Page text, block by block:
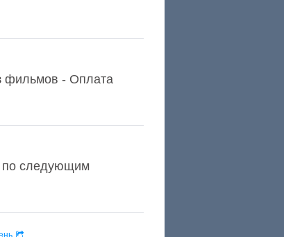
фильмов - Оплата
по следующим